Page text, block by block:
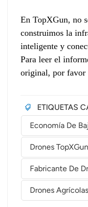
En TopXGun, no
construimos la
inteligente y
Para leer el
original, por favor
ETIQUETAS
Economía De
Drones TopXGun
Fabricante De
Drones